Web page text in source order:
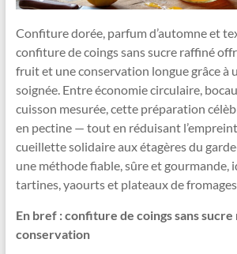
Confiture dorée, parfum d’automne et
confiture de coings sans sucre raffiné
fruit et une conservation longue grâce à
soignée. Entre économie circulaire,
cuisson mesurée, cette préparation
en pectine — tout en réduisant
cueillette solidaire aux étagères du
une méthode fiable, sûre et gourmande,
tartines, yaourts et plateaux de
En bref : confiture de coings sans
conservation